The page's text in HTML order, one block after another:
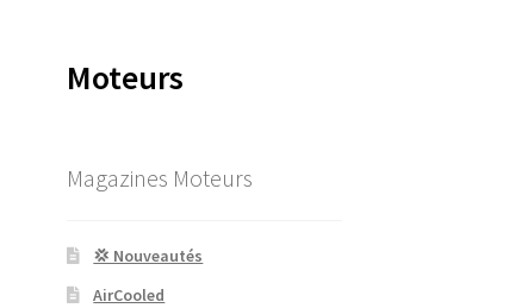
Moteurs
Magazines Moteurs
💢 Nouveautés
AirCooled